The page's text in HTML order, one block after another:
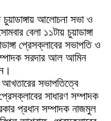
আলোচনা সভা ও
বেলা ১১টায় চুয়াডাঙ্গা
প্রেসক্লাবের সভাপতি ও
সরদার আল আমিন
আখতারের সভাপতিত্বে
সাধারণ সম্পাদক
প্রধান সম্পাদক নাজমুল